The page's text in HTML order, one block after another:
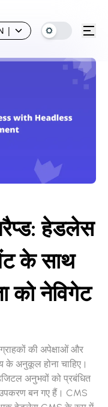
|
हेडलेस
के साथ
को नेविगेट
की अपेक्षाओं और
के अनुकूल होना चाहिए।
अनुभवों को प्रबंधित
उपकरण बन गए हैं। CMS